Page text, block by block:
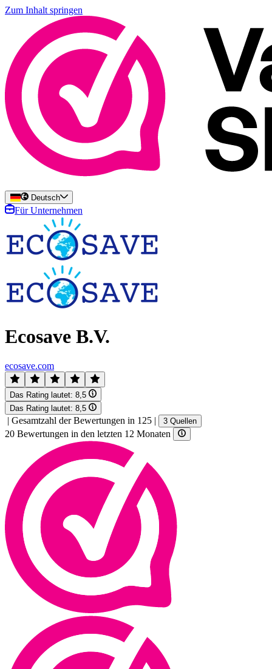
Zum Inhalt springen
Deutsch
Für Unternehmen
Ecosave B.V.
ecosave.com
Das Rating lautet: 8,5
Das Rating lautet: 8,5
| Gesamtzahl der Bewertungen in 125 | 3 Quellen
20 Bewertungen in den letzten 12 Monaten